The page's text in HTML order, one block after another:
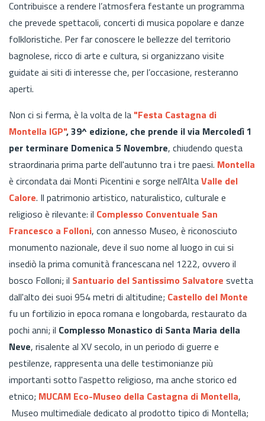
Contribuisce a rendere l’atmosfera festante un programma
che prevede spettacoli, concerti di musica popolare e danze
folkloristiche. Per far conoscere le bellezze del territorio
bagnolese, ricco di arte e cultura, si organizzano visite
guidate ai siti di interesse che, per l’occasione, resteranno
aperti.
Non ci si ferma, è la volta de la "Festa Castagna di
Montella IGP", 39^ edizione, che prende il via Mercoledì 1
per terminare Domenica 5 Novembre, chiudendo questa
straordinaria prima parte dell'autunno tra i tre paesi. Montella
è circondata dai Monti Picentini e sorge nell'AltaValle del
Calore. Il patrimonio artistico, naturalistico, culturale e
religioso è rilevante: il Complesso Conventuale San
Francesco a Folloni, con annesso Museo, è riconosciuto
monumento nazionale, deve il suo nome al luogo in cui si
insediò la prima comunità francescana nel 1222, ovvero il
bosco Folloni; il Santuario del Santissimo Salvatore svetta
dall'alto dei suoi 954 metri di altitudine; Castello del Monte
fu un fortilizio in epoca romana e longobarda, restaurato da
pochi anni; il Complesso Monastico di Santa Maria della
Neve, risalente al XV secolo, in un periodo di guerre e
pestilenze, rappresenta una delle testimonianze più
importanti sotto l'aspetto religioso, ma anche storico ed
etnico; MUCAM Eco-Museo della Castagna di Montella,
Museo multimediale dedicato al prodotto tipico di Montella;